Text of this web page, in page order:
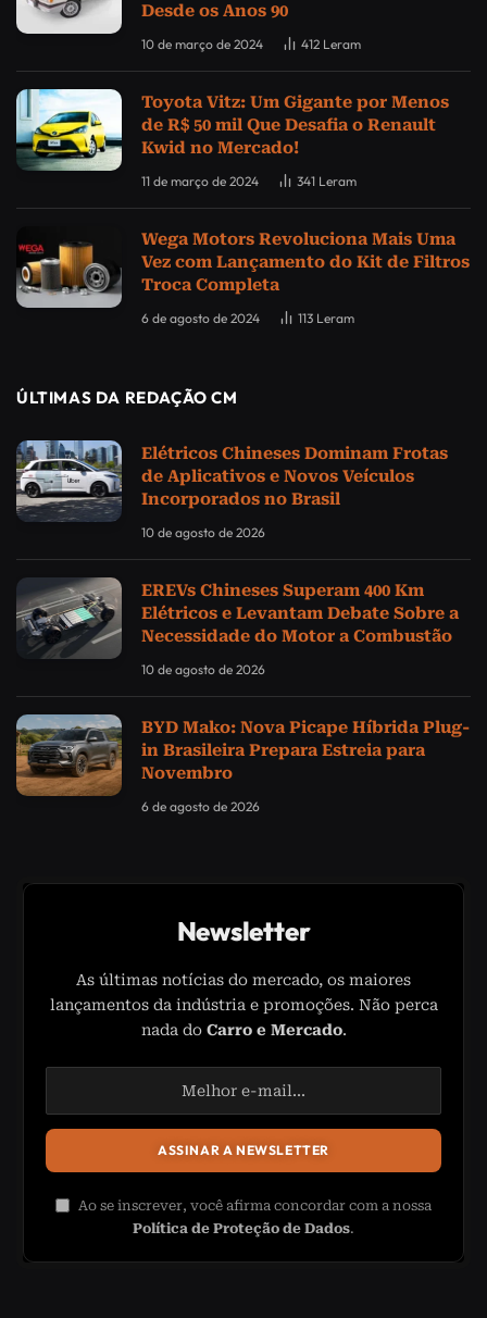
Desde os Anos 90
10 de março de 2024 412 Leram
Toyota Vitz: Um Gigante por Menos
de R$ 50 mil Que Desafia o Renault
Kwid no Mercado!
11 de março de 2024 341 Leram
Wega Motors Revoluciona Mais Uma
Vez com Lançamento do Kit de Filtros
Troca Completa
6 de agosto de 2024 113 Leram
ÚLTIMAS DA REDAÇÃO CM
Elétricos Chineses Dominam Frotas
de Aplicativos e Novos Veículos
Incorporados no Brasil
10 de agosto de 2026
EREVs Chineses Superam 400 Km
Elétricos e Levantam Debate Sobre a
Necessidade do Motor a Combustão
10 de agosto de 2026
BYD Mako: Nova Picape Híbrida Plug-
in Brasileira Prepara Estreia para
Novembro
6 de agosto de 2026
Newsletter
As últimas notícias do mercado, os maiores
lançamentos da indústria e promoções. Não perca
nada do Carro e Mercado.
Ao se inscrever, você afirma concordar com a nossa
Política de Proteção de Dados.